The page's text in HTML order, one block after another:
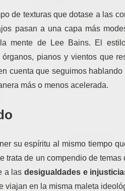
de texturas que dotase a las
pasan a una capa más
mente de Lee Bains. El
pianos y vientos que
cuenta que seguimos hablando
más o menos acelerada.
su espíritu al mismo tiempo
de un compendio de temas
a las desigualdades e
viajan en la misma maleta